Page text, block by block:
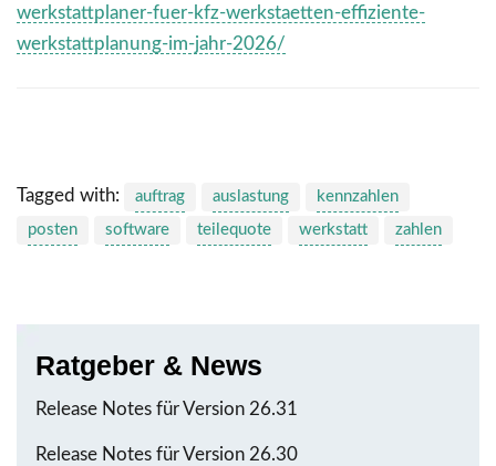
werkstattplaner-fuer-kfz-werkstaetten-effiziente-
werkstattplanung-im-jahr-2026/
Tagged with: auftrag auslastung
kennzahlen
posten
software teilequote werkstatt zahlen
Ratgeber & News
Release Notes für Version 26.31
Release Notes für Version 26.30